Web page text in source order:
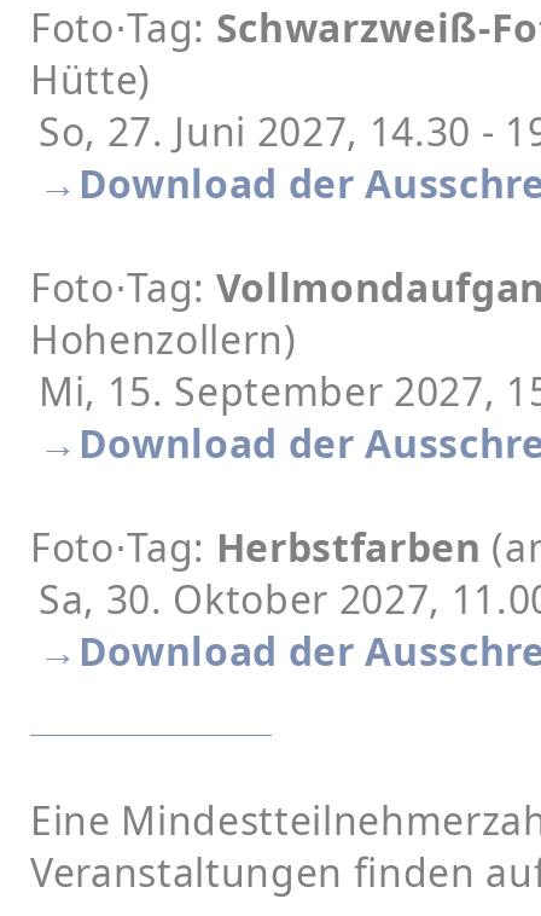
Foto⋅Tag: Schwarzweiß-
Hütte)
So, 27. Juni 2027, 14.30 -
→Download der
Foto⋅Tag:
Hohenzollern)
Mi, 15. September 2027,
→Download der
Foto⋅Tag: Herbstfarben
Sa, 30. Oktober 2027,
→Download der
Eine
Veranstaltungen finden